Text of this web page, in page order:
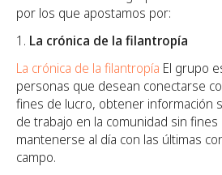
por los que apostamos por:
La crónica de la filantropía
La crónica de la filantropía El grupo
personas que desean conectarse
fines de lucro, obtener información
de trabajo en la comunidad sin fines
mantenerse al día con las últimas
campo.